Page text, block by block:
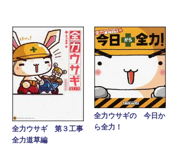
全力ウサギ 第３工事
全力道草編
全力ウサギの 今日か
ら全力！